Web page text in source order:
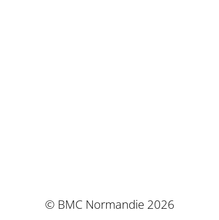
© BMC Normandie 2026